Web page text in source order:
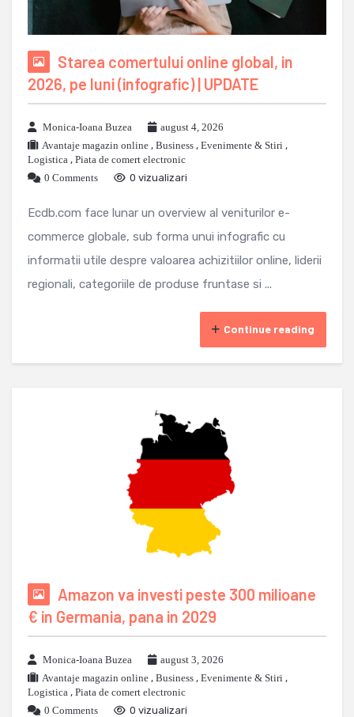
Starea comertului online global, in
2026, pe luni (infografic) | UPDATE
Monica-Ioana Buzea
august 4, 2026
Avantaje magazin online , Business , Evenimente & Stiri ,
Logistica , Piata de comert electronic
0 Comments
0 vizualizari
Ecdb.com face lunar un overview al veniturilor e-
commerce globale, sub forma unui infografic cu
informatii utile despre valoarea achizitiilor online, liderii
regionali, categoriile de produse fruntase si ...
Continue reading
Amazon va investi peste 300 milioane
€ in Germania, pana in 2029
Monica-Ioana Buzea
august 3, 2026
Avantaje magazin online , Business , Evenimente & Stiri ,
Logistica , Piata de comert electronic
0 Comments
0 vizualizari